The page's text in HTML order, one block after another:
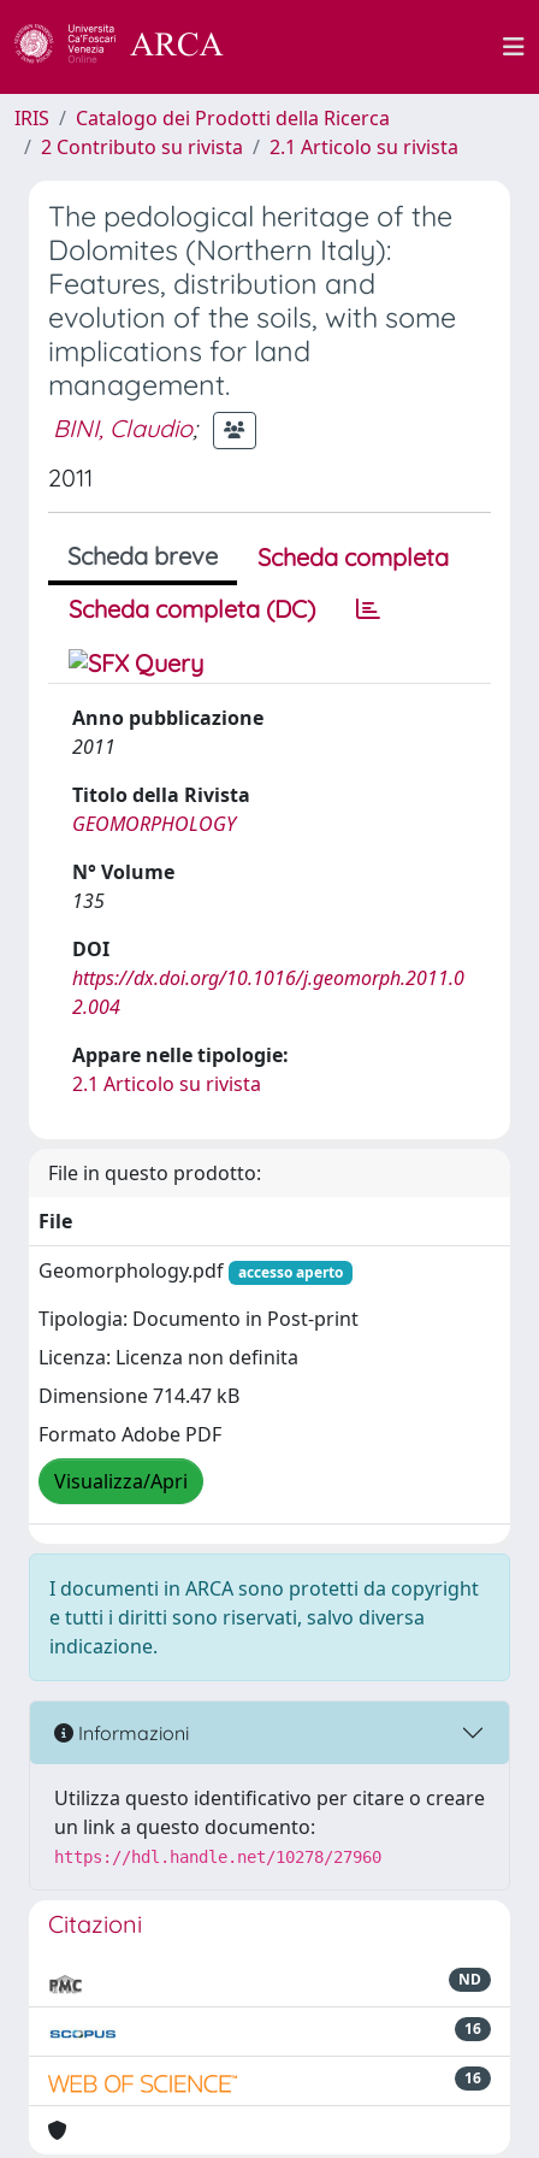
IRIS
Catalogo dei Prodotti della Ricerca
2 Contributo su rivista
2.1 Articolo su rivista
The pedological heritage of the
Dolomites (Northern Italy):
Features, distribution and
evolution of the soils, with some
implications for land
management.
BINI, Claudio;
2011
Scheda breve
Scheda completa
Scheda completa (DC)
Anno pubblicazione
2011
Titolo della Rivista
GEOMORPHOLOGY
N° Volume
135
DOI
https://dx.doi.org/10.1016/j.geomorph.2011.0
2.004
Appare nelle tipologie:
2.1 Articolo su rivista
File in questo prodotto:
File
Geomorphology.pdf
accesso aperto
Tipologia: Documento in Post-print
Licenza: Licenza non definita
Dimensione 714.47 kB
Formato Adobe PDF
Visualizza/Apri
I documenti in ARCA sono protetti da copyright
e tutti i diritti sono riservati, salvo diversa
indicazione.
Informazioni
Utilizza questo identificativo per citare o creare
un link a questo documento:
https://hdl.handle.net/10278/27960
Citazioni
ND
16
16